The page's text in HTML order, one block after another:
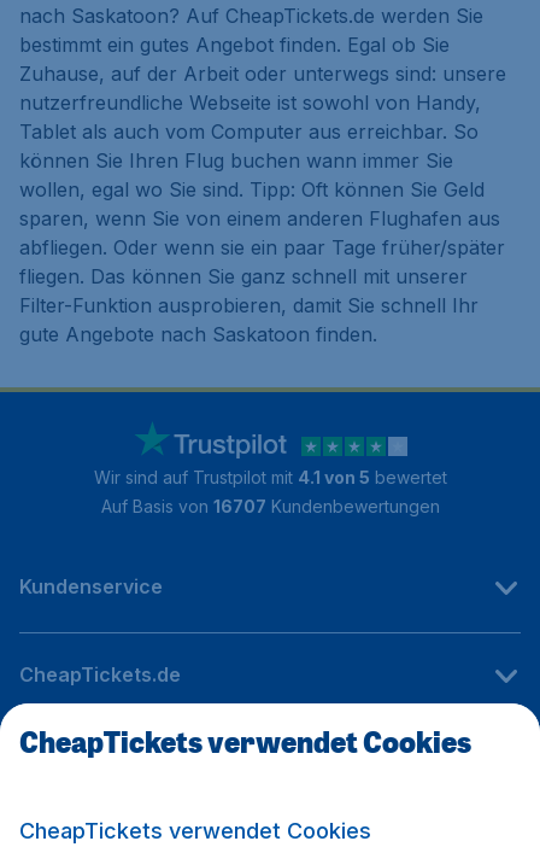
nach Saskatoon? Auf CheapTickets.de werden Sie
bestimmt ein gutes Angebot finden. Egal ob Sie
Zuhause, auf der Arbeit oder unterwegs sind: unsere
nutzerfreundliche Webseite ist sowohl von Handy,
Tablet als auch vom Computer aus erreichbar. So
können Sie Ihren Flug buchen wann immer Sie
wollen, egal wo Sie sind. Tipp: Oft können Sie Geld
sparen, wenn Sie von einem anderen Flughafen aus
abfliegen. Oder wenn sie ein paar Tage früher/später
fliegen. Das können Sie ganz schnell mit unserer
Filter-Funktion ausprobieren, damit Sie schnell Ihr
gute Angebote nach Saskatoon finden.
Wir sind auf Trustpilot mit 4.1 von 5 bewertet
Auf Basis von 16707 Kundenbewertungen
Kundenservice
CheapTickets.de
Internationale Webseiten
CheapTickets verwendet Cookies
CheapTickets verwendet Cookies